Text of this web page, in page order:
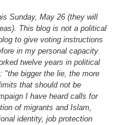
Sunday, May 26 (they will
This blog is not a political
to give voting instructions
in my personal capacity
twelve years in political
"the bigger the lie, the more
that should not be
I have heard calls for
of migrants and Islam,
identity, job protection